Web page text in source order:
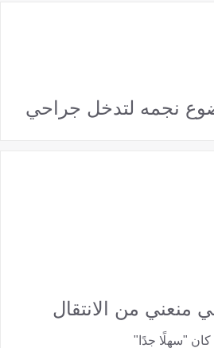
نجمه لتدخل جراحي
منعني من الانتقال
كان "سهلًا جدًا"